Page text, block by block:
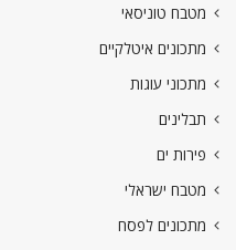
מטבח טוניסאי
מתכונים איטלקיים
מתכוני עוגות
תבלינים
פירות ים
מטבח ישראלי
מתכונים לפסח